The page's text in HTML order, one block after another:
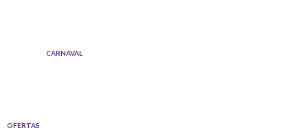
OFERTAS
CARNAVAL